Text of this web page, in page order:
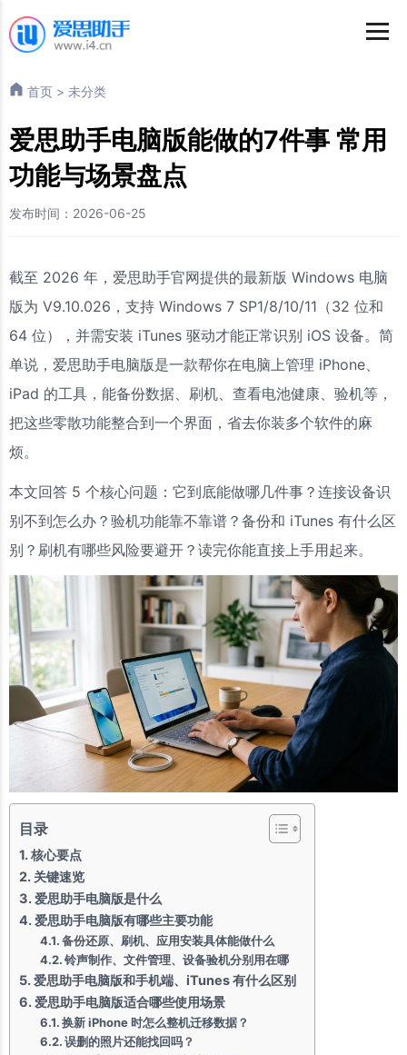
首页 > 未分类
爱思助手电脑版能做的7件事 常用
功能与场景盘点
发布时间：2026-06-25
截至 2026 年，爱思助手官网提供的最新版 Windows 电脑
版为 V9.10.026，支持 Windows 7 SP1/8/10/11（32 位和
64 位），并需安装 iTunes 驱动才能正常识别 iOS 设备。简
单说，爱思助手电脑版是一款帮你在电脑上管理 iPhone、
iPad 的工具，能备份数据、刷机、查看电池健康、验机等，
把这些零散功能整合到一个界面，省去你装多个软件的麻
烦。
本文回答 5 个核心问题：它到底能做哪几件事？连接设备识
别不到怎么办？验机功能靠不靠谱？备份和 iTunes 有什么区
别？刷机有哪些风险要避开？读完你能直接上手用起来。
目录
核心要点
关键速览
爱思助手电脑版是什么
爱思助手电脑版有哪些主要功能
备份还原、刷机、应用安装具体能做什么
铃声制作、文件管理、设备验机分别用在哪
爱思助手电脑版和手机端、iTunes 有什么区别
爱思助手电脑版适合哪些使用场景
换新 iPhone 时怎么整机迁移数据？
误删的照片还能找回吗？